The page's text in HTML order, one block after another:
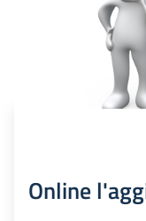
Online